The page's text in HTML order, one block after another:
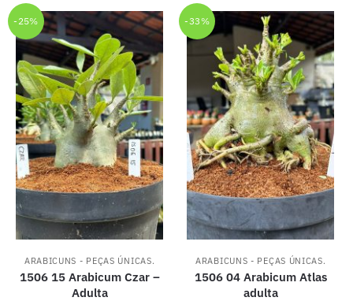
-25%
ARABICUNS - PEÇAS ÚNICAS.
1506 15 Arabicum Czar –
Adulta
-33%
ARABICUNS - PEÇAS ÚNICAS.
1506 04 Arabicum Atlas
adulta